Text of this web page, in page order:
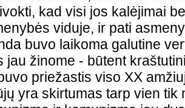
kad visi jos kalėjimai
viduje, ir pati
buvo laikoma galutine
jau žinome - būtent
priežastis viso XX
yra skirtumas tarp vien tik